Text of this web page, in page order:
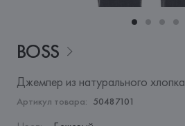
BOSS
Джемпер из натурального хлопка
Артикул товара: 50487101